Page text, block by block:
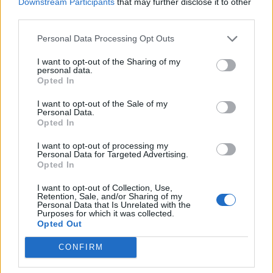
Personal Data Processing Opt Outs
I want to opt-out of the Sharing of my
personal data.
Opted In
I want to opt-out of the Sale of my
Personal Data.
Opted In
I want to opt-out of processing my
Personal Data for Targeted Advertising.
Opted In
I want to opt-out of Collection, Use,
Retention, Sale, and/or Sharing of my
Personal Data that Is Unrelated with the
Purposes for which it was collected.
Opted Out
CONFIRM
Ο φάκελος με το νικητή άνοιξε πριν από λίγο και
μεγάλο φαβορί για την ερμηνεία του στο
Moonlight ο οποίος γράφει και ιστορία στα
βραβεία αφού είναι ο πρώτος μουσουλμάνος
ηθοποιός που φεύγει με το αγαλματίδιο.
Lucas Hedges
Dev Patel Michael Shannon Όσκαρ